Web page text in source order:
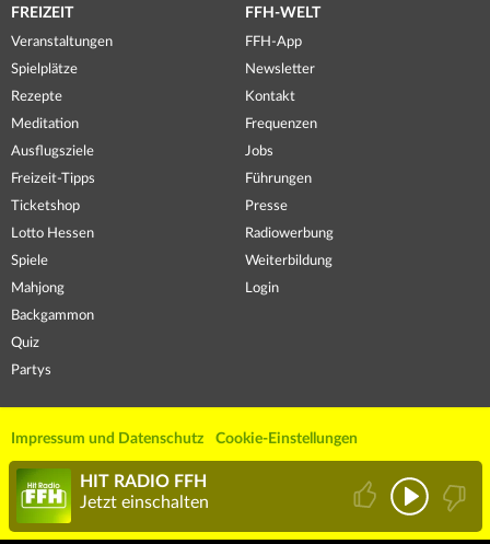
FREIZEIT
Veranstaltungen
Spielplätze
Rezepte
Meditation
Ausflugsziele
Freizeit-Tipps
Ticketshop
Lotto Hessen
Spiele
Mahjong
Backgammon
Quiz
Partys
FFH-WELT
FFH-App
Newsletter
Kontakt
Frequenzen
Jobs
Führungen
Presse
Radiowerbung
Weiterbildung
Login
Impressum und Datenschutz Cookie-Einstellungen
HIT RADIO FFH
Jetzt einschalten